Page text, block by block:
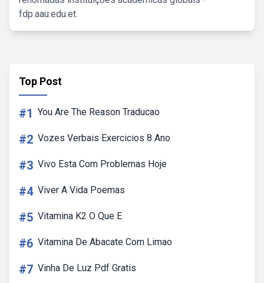
fdp.aau.edu.et.
Top Post
#1 You Are The Reason Traducao
#2 Vozes Verbais Exercicios 8 Ano
#3 Vivo Esta Com Problemas Hoje
#4 Viver A Vida Poemas
#5 Vitamina K2 O Que E
#6 Vitamina De Abacate Com Limao
#7 Vinha De Luz Pdf Gratis